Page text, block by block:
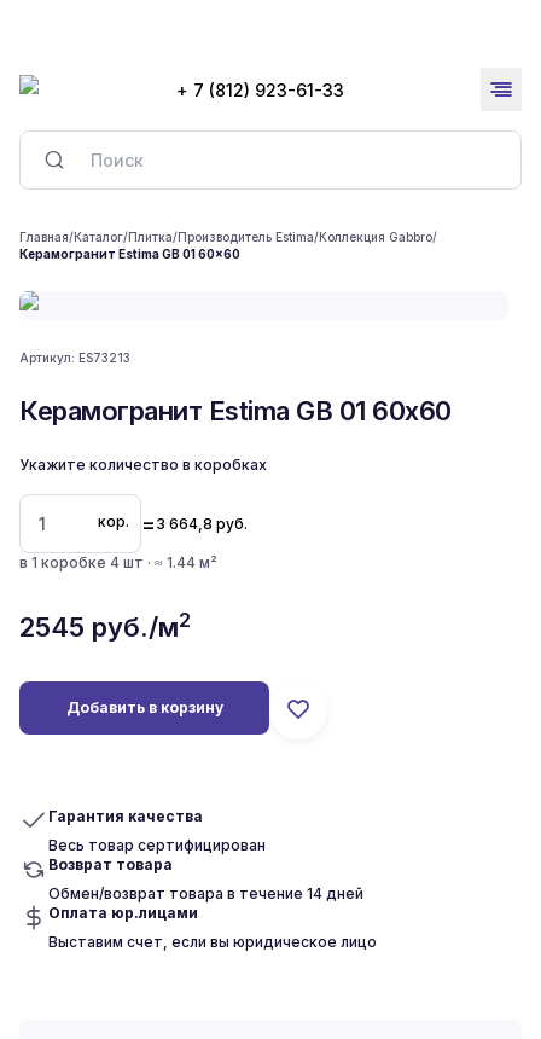
+ 7 (812) 923-61-33
Главная/Каталог/Плитка/Производитель Estima/Коллекция Gabbro/
Керамогранит Estima GB 01 60x60
Артикул: ES73213
Керамогранит Estima GB 01 60x60
Укажите количество в коробках
кор. = 3 664,8 руб.
в 1 коробке 4 шт · ≈ 1.44 м²
2545 руб./м2
Добавить в корзину
Гарантия качества
Весь товар сертифицирован
Возврат товара
Обмен/возврат товара в течение 14 дней
Оплата юр.лицами
Выставим счет, если вы юридическое лицо